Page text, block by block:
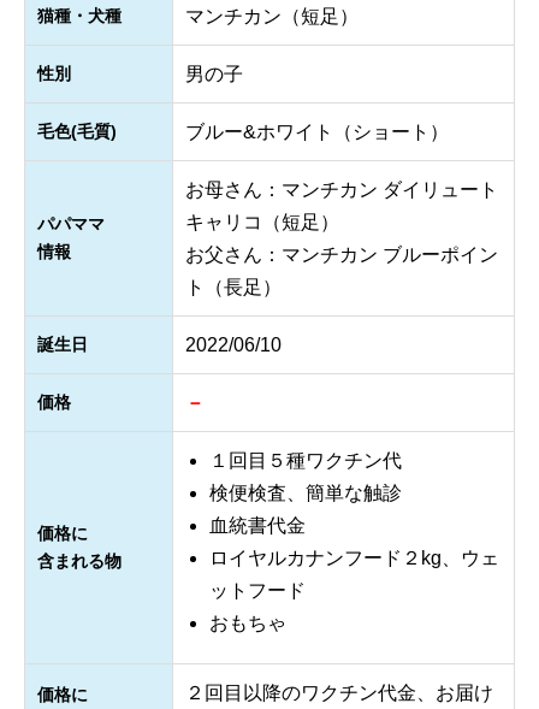
猫種・犬種 マンチカン（短足）
性別 男の子
毛色(毛質) ブルー&ホワイト（ショート）
パパママ
情報
お母さん：マンチカン ダイリュート
キャリコ（短足）
お父さん：マンチカン ブルーポイン
ト（長足）
誕生日 2022/06/10
価格 －
価格に
含まれる物
１回目５種ワクチン代
検便検査、簡単な触診
血統書代金
ロイヤルカナンフード２kg、ウェ
ットフード
おもちゃ
価格に
２回目以降のワクチン代金、お届け